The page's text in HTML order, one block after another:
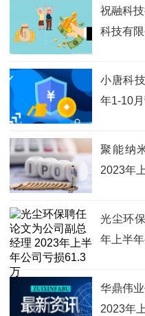
祝融科
科技有限
小唐科
年1-10
聚能纳
2023年
光尘环
年上半
华鼎伟
2023年